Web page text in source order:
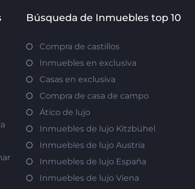
Búsqueda de Inmuebles top 10
Compra de castillos
Inmuebles en exclusiva
Casas en exclusiva
Compra de casa de campo
Ático de lujo
Inmuebles de lujo Kitzbühel
Inmuebles de lujo Austria
Inmuebles de lujo España
Inmuebles de lujo Viena